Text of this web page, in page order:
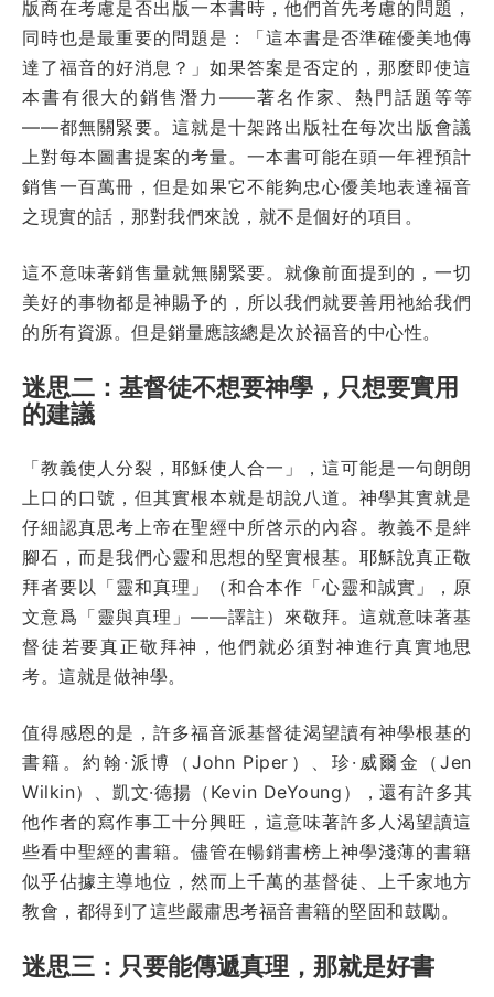
版商在考慮是否出版一本書時，他們首先考慮的問題，
同時也是最重要的問題是：「這本書是否準確優美地傳
達了福音的好消息？」如果答案是否定的，那麼即使這
本書有很大的銷售潛力——著名作家、熱門話題等等
——都無關緊要。這就是十架路出版社在每次出版會議
上對每本圖書提案的考量。一本書可能在頭一年裡預計
銷售一百萬冊，但是如果它不能夠忠心優美地表達福音
之現實的話，那對我們來說，就不是個好的項目。
這不意味著銷售量就無關緊要。就像前面提到的，一切
美好的事物都是神賜予的，所以我們就要善用祂給我們
的所有資源。但是銷量應該總是次於福音的中心性。
迷思二：基督徒不想要神學，只想要實用
的建議
「教義使人分裂，耶穌使人合一」，這可能是一句朗朗
上口的口號，但其實根本就是胡說八道。神學其實就是
仔細認真思考上帝在聖經中所啓示的內容。教義不是絆
腳石，而是我們心靈和思想的堅實根基。耶穌說真正敬
拜者要以「靈和真理」（和合本作「心靈和誠實」，原
文意爲「靈與真理」——譯註）來敬拜。這就意味著基
督徒若要真正敬拜神，他們就必須對神進行真實地思
考。這就是做神學。
值得感恩的是，許多福音派基督徒渴望讀有神學根基的
書籍。約翰·派博（John Piper）、珍·威爾金（Jen
Wilkin）、凱文·德揚（Kevin DeYoung），還有許多其
他作者的寫作事工十分興旺，這意味著許多人渴望讀這
些看中聖經的書籍。儘管在暢銷書榜上神學淺薄的書籍
似乎佔據主導地位，然而上千萬的基督徒、上千家地方
教會，都得到了這些嚴肅思考福音書籍的堅固和鼓勵。
迷思三：只要能傳遞真理，那就是好書